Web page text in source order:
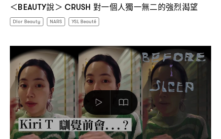
＜BEAUTY說＞ CRUSH對一個人獨一無二的強烈渴望
Dior Beauty NARS YSL Beauté